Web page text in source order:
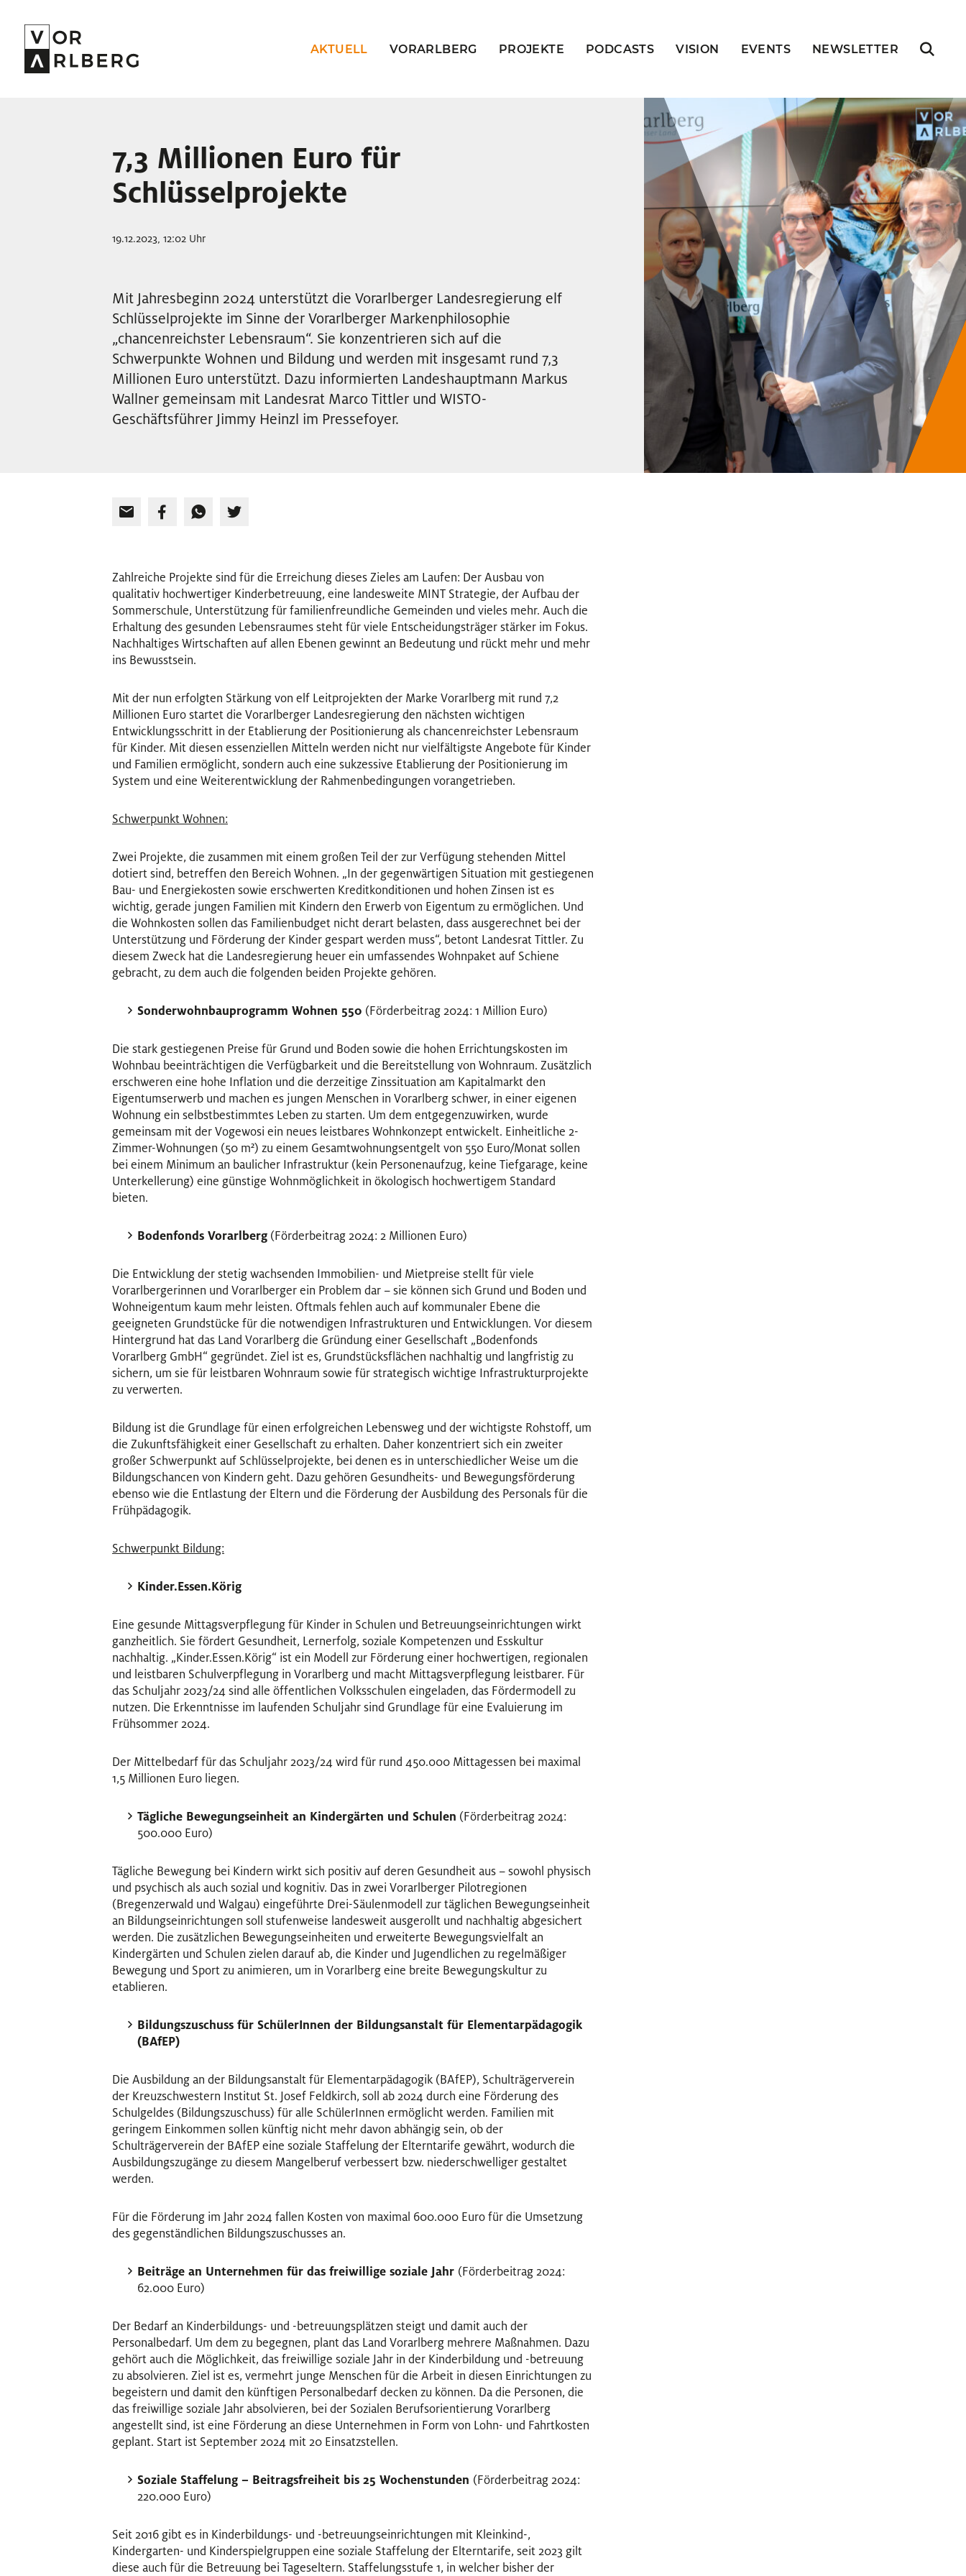
AKTUELL VORARLBERG PROJEKTE PODCASTS VISION EVENTS NEWSLETTER
7,3 Millionen Euro für
Schlüsselprojekte
19.12.2023, 12:02 Uhr
Mit Jahresbeginn 2024 unterstützt die Vorarlberger Landesregierung elf
Schlüsselprojekte im Sinne der Vorarlberger Markenphilosophie
„chancenreichster Lebensraum“. Sie konzentrieren sich auf die
Schwerpunkte Wohnen und Bildung und werden mit insgesamt rund 7,3
Millionen Euro unterstützt. Dazu informierten Landeshauptmann Markus
Wallner gemeinsam mit Landesrat Marco Tittler und WISTO-
Geschäftsführer Jimmy Heinzl im Pressefoyer.
Zahlreiche Projekte sind für die Erreichung dieses Zieles am Laufen: Der Ausbau von
qualitativ hochwertiger Kinderbetreuung, eine landesweite MINT Strategie, der Aufbau der
Sommerschule, Unterstützung für familienfreundliche Gemeinden und vieles mehr. Auch die
Erhaltung des gesunden Lebensraumes steht für viele Entscheidungsträger stärker im Fokus.
Nachhaltiges Wirtschaften auf allen Ebenen gewinnt an Bedeutung und rückt mehr und mehr
ins Bewusstsein.
Mit der nun erfolgten Stärkung von elf Leitprojekten der Marke Vorarlberg mit rund 7,2
Millionen Euro startet die Vorarlberger Landesregierung den nächsten wichtigen
Entwicklungsschritt in der Etablierung der Positionierung als chancenreichster Lebensraum
für Kinder. Mit diesen essenziellen Mitteln werden nicht nur vielfältigste Angebote für Kinder
und Familien ermöglicht, sondern auch eine sukzessive Etablierung der Positionierung im
System und eine Weiterentwicklung der Rahmenbedingungen vorangetrieben.
Schwerpunkt Wohnen:
Zwei Projekte, die zusammen mit einem großen Teil der zur Verfügung stehenden Mittel
dotiert sind, betreffen den Bereich Wohnen. „In der gegenwärtigen Situation mit gestiegenen
Bau- und Energiekosten sowie erschwerten Kreditkonditionen und hohen Zinsen ist es
wichtig, gerade jungen Familien mit Kindern den Erwerb von Eigentum zu ermöglichen. Und
die Wohnkosten sollen das Familienbudget nicht derart belasten, dass ausgerechnet bei der
Unterstützung und Förderung der Kinder gespart werden muss“, betont Landesrat Tittler. Zu
diesem Zweck hat die Landesregierung heuer ein umfassendes Wohnpaket auf Schiene
gebracht, zu dem auch die folgenden beiden Projekte gehören.
Sonderwohnbauprogramm Wohnen 550 (Förderbeitrag 2024: 1 Million Euro)
Die stark gestiegenen Preise für Grund und Boden sowie die hohen Errichtungskosten im
Wohnbau beeinträchtigen die Verfügbarkeit und die Bereitstellung von Wohnraum. Zusätzlich
erschweren eine hohe Inflation und die derzeitige Zinssituation am Kapitalmarkt den
Eigentumserwerb und machen es jungen Menschen in Vorarlberg schwer, in einer eigenen
Wohnung ein selbstbestimmtes Leben zu starten. Um dem entgegenzuwirken, wurde
gemeinsam mit der Vogewosi ein neues leistbares Wohnkonzept entwickelt. Einheitliche 2-
Zimmer-Wohnungen (50 m²) zu einem Gesamtwohnungsentgelt von 550 Euro/Monat sollen
bei einem Minimum an baulicher Infrastruktur (kein Personenaufzug, keine Tiefgarage, keine
Unterkellerung) eine günstige Wohnmöglichkeit in ökologisch hochwertigem Standard
bieten.
Bodenfonds Vorarlberg (Förderbeitrag 2024: 2 Millionen Euro)
Die Entwicklung der stetig wachsenden Immobilien- und Mietpreise stellt für viele
Vorarlbergerinnen und Vorarlberger ein Problem dar – sie können sich Grund und Boden und
Wohneigentum kaum mehr leisten. Oftmals fehlen auch auf kommunaler Ebene die
geeigneten Grundstücke für die notwendigen Infrastrukturen und Entwicklungen. Vor diesem
Hintergrund hat das Land Vorarlberg die Gründung einer Gesellschaft „Bodenfonds
Vorarlberg GmbH“ gegründet. Ziel ist es, Grundstücksflächen nachhaltig und langfristig zu
sichern, um sie für leistbaren Wohnraum sowie für strategisch wichtige Infrastrukturprojekte
zu verwerten.
Bildung ist die Grundlage für einen erfolgreichen Lebensweg und der wichtigste Rohstoff, um
die Zukunftsfähigkeit einer Gesellschaft zu erhalten. Daher konzentriert sich ein zweiter
großer Schwerpunkt auf Schlüsselprojekte, bei denen es in unterschiedlicher Weise um die
Bildungschancen von Kindern geht. Dazu gehören Gesundheits- und Bewegungsförderung
ebenso wie die Entlastung der Eltern und die Förderung der Ausbildung des Personals für die
Frühpädagogik.
Schwerpunkt Bildung:
Kinder.Essen.Körig
Eine gesunde Mittagsverpflegung für Kinder in Schulen und Betreuungseinrichtungen wirkt
ganzheitlich. Sie fördert Gesundheit, Lernerfolg, soziale Kompetenzen und Esskultur
nachhaltig. „Kinder.Essen.Körig“ ist ein Modell zur Förderung einer hochwertigen, regionalen
und leistbaren Schulverpflegung in Vorarlberg und macht Mittagsverpflegung leistbarer. Für
das Schuljahr 2023/24 sind alle öffentlichen Volksschulen eingeladen, das Fördermodell zu
nutzen. Die Erkenntnisse im laufenden Schuljahr sind Grundlage für eine Evaluierung im
Frühsommer 2024.
Der Mittelbedarf für das Schuljahr 2023/24 wird für rund 450.000 Mittagessen bei maximal
1,5 Millionen Euro liegen.
Tägliche Bewegungseinheit an Kindergärten und Schulen (Förderbeitrag 2024:
500.000 Euro)
Tägliche Bewegung bei Kindern wirkt sich positiv auf deren Gesundheit aus – sowohl physisch
und psychisch als auch sozial und kognitiv. Das in zwei Vorarlberger Pilotregionen
(Bregenzerwald und Walgau) eingeführte Drei-Säulenmodell zur täglichen Bewegungseinheit
an Bildungseinrichtungen soll stufenweise landesweit ausgerollt und nachhaltig abgesichert
werden. Die zusätzlichen Bewegungseinheiten und erweiterte Bewegungsvielfalt an
Kindergärten und Schulen zielen darauf ab, die Kinder und Jugendlichen zu regelmäßiger
Bewegung und Sport zu animieren, um in Vorarlberg eine breite Bewegungskultur zu
etablieren.
Bildungszuschuss für SchülerInnen der Bildungsanstalt für Elementarpädagogik
(BAfEP)
Die Ausbildung an der Bildungsanstalt für Elementarpädagogik (BAfEP), Schulträgerverein
der Kreuzschwestern Institut St. Josef Feldkirch, soll ab 2024 durch eine Förderung des
Schulgeldes (Bildungszuschuss) für alle SchülerInnen ermöglicht werden. Familien mit
geringem Einkommen sollen künftig nicht mehr davon abhängig sein, ob der
Schulträgerverein der BAfEP eine soziale Staffelung der Elterntarife gewährt, wodurch die
Ausbildungszugänge zu diesem Mangelberuf verbessert bzw. niederschwelliger gestaltet
werden.
Für die Förderung im Jahr 2024 fallen Kosten von maximal 600.000 Euro für die Umsetzung
des gegenständlichen Bildungszuschusses an.
Beiträge an Unternehmen für das freiwillige soziale Jahr (Förderbeitrag 2024:
62.000 Euro)
Der Bedarf an Kinderbildungs- und -betreuungsplätzen steigt und damit auch der
Personalbedarf. Um dem zu begegnen, plant das Land Vorarlberg mehrere Maßnahmen. Dazu
gehört auch die Möglichkeit, das freiwillige soziale Jahr in der Kinderbildung und -betreuung
zu absolvieren. Ziel ist es, vermehrt junge Menschen für die Arbeit in diesen Einrichtungen zu
begeistern und damit den künftigen Personalbedarf decken zu können. Da die Personen, die
das freiwillige soziale Jahr absolvieren, bei der Sozialen Berufsorientierung Vorarlberg
angestellt sind, ist eine Förderung an diese Unternehmen in Form von Lohn- und Fahrtkosten
geplant. Start ist September 2024 mit 20 Einsatzstellen.
Soziale Staffelung – Beitragsfreiheit bis 25 Wochenstunden (Förderbeitrag 2024:
220.000 Euro)
Seit 2016 gibt es in Kinderbildungs- und -betreuungseinrichtungen mit Kleinkind-,
Kindergarten- und Kinderspielgruppen eine soziale Staffelung der Elterntarife, seit 2023 gilt
diese auch für die Betreuung bei Tageseltern. Staffelungsstufe 1, in welcher bisher der